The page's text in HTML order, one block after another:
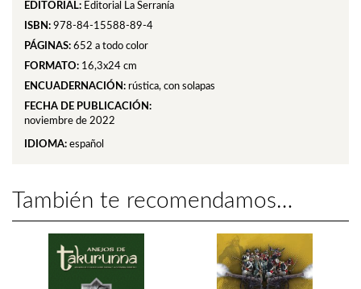
EDITORIAL: Editorial La Serranía
ISBN: 978-84-15588-89-4
PÁGINAS: 652 a todo color
FORMATO: 16,3x24 cm
ENCUADERNACIÓN: rústica, con solapas
FECHA DE PUBLICACIÓN:
noviembre de 2022
IDIOMA: español
También te recomendamos…